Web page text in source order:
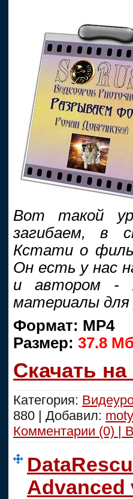
Вот такой
загибаем, в
Кстати о
Он есть у нас
и автором -
материалы для
Формат: MP4
Размер: 37.8
Скачать
Категория:
880 | Добавил:
Комментарии (0) |
Advanced